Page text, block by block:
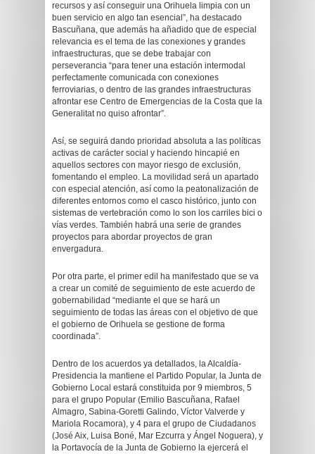
recursos y así conseguir una Orihuela limpia con un
buen servicio en algo tan esencial”, ha destacado
Bascuñana, que además ha añadido que de especial
relevancia es el tema de las conexiones y grandes
infraestructuras, que se debe trabajar con
perseverancia “para tener una estación intermodal
perfectamente comunicada con conexiones
ferroviarias, o dentro de las grandes infraestructuras
afrontar ese Centro de Emergencias de la Costa que la
Generalitat no quiso afrontar”.
Así, se seguirá dando prioridad absoluta a las políticas
activas de carácter social y haciendo hincapié en
aquellos sectores con mayor riesgo de exclusión,
fomentando el empleo. La movilidad será un apartado
con especial atención, así como la peatonalización de
diferentes entornos como el casco histórico, junto con
sistemas de vertebración como lo son los carriles bici o
vías verdes. También habrá una serie de grandes
proyectos para abordar proyectos de gran
envergadura.
Por otra parte, el primer edil ha manifestado que se va
a crear un comité de seguimiento de este acuerdo de
gobernabilidad “mediante el que se hará un
seguimiento de todas las áreas con el objetivo de que
el gobierno de Orihuela se gestione de forma
coordinada”.
Dentro de los acuerdos ya detallados, la Alcaldía-
Presidencia la mantiene el Partido Popular, la Junta de
Gobierno Local estará constituida por 9 miembros, 5
para el grupo Popular (Emilio Bascuñana, Rafael
Almagro, Sabina-Goretti Galindo, Víctor Valverde y
Mariola Rocamora), y 4 para el grupo de Ciudadanos
(José Aix, Luisa Boné, Mar Ezcurra y Ángel Noguera), y
la Portavocía de la Junta de Gobierno la ejercerá el